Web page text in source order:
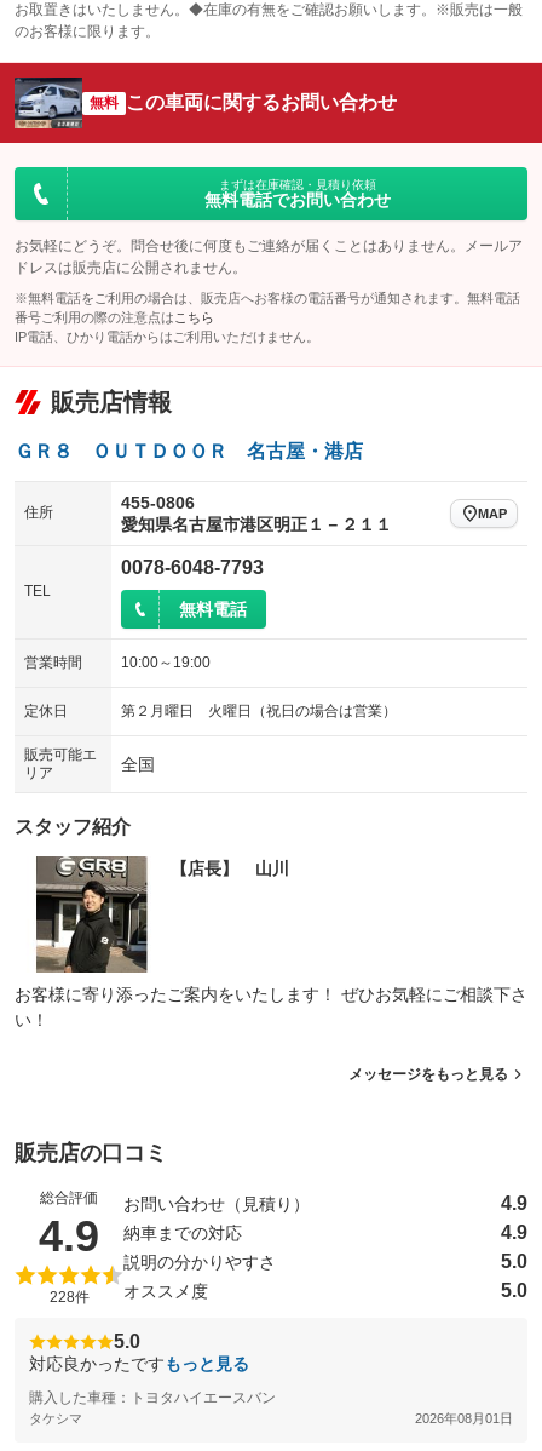
サンルーフ
：装備なし ABS
エアコン
：装備あり Wエアコン
：装備あり
リフトアップ
：装備なし パワーステアリング
：装備あり
ダウンヒルアシストコントロール
パワーウィンドウ
：装備あり 盗難防止システム
：装備あり
：装備なし
USB入力端子
：装備なし
100V電源
：装備なし
：装備なし
給水タンク
：装備なし
温水設備
：装備なし テレビ
：装備なし
クラッチレス
：装備なし ヒッチメンバー
：装備なし
坂道発進補助装置
：装備なし
展示・試乗車
電動格納ミラー
：装備あり
TV：フルセグ
：装備あり
オーディオ
ビジュアル
：装備なし
革シート
：装備なし ハーフレザーシート
：装備あり
：装備あり ：装備あり
HID(キセノンライト)
バックカメラ
：装備あり
：装備あり ：装備あり
ローダウン
：装備なし
パワーシート
：装備なし 3列シート
：装備なし
チップアップシート オットマン
電動格納サードシート
ウォークスルー
：装備なし
電動リアゲート
：装備なし
シートエアコン
：装備なし 全周囲カメラ
：装備なし
：装備なし
FFヒーター
：装備なし
冷蔵庫 ３ＷＡＹ式
：装備なし
プルダウンベッド（昇降式ベッ
ド）
：装備なし
バンクベッド
：装備なし
座席兼用 常設ベッド
：装備なし
：装備なし
ポップアップルーフ
：装備なし
装備略号／用語解説
お取置きはいたしません。◆在庫の有無をご確認お願いします。※販売は一般
のお客様に限ります。
無料 この車両に関するお問い合わせ
まずは在庫確認・見積り依頼
無料電話でお問い合わせ
お気軽にどうぞ。問合せ後に何度もご連絡が届くことはありません。メールア
ドレスは販売店に公開されません。
※無料電話をご利用の場合は、販売店へお客様の電話番号が通知されます。無料電話
番号ご利用の際の注意点は こちら
IP電話、ひかり電話からはご利用いただけません。
販売店情報
ＧＲ８ ＯＵＴＤＯＯＲ 名古屋・港店
住所
455-0806
愛知県名古屋市港区明正１－２１１
MAP
TEL
0078-6048-7793
無料電話
営業時間 10:00～19:00
定休日 第２月曜日 火曜日（祝日の場合は営業）
販売可能エ
リア
全国
スタッフ紹介
【店長】 山川
お客様に寄り添ったご案内をいたします！ ぜひお気軽にご相談下さ
い！
メッセージをもっと見る
販売店の口コミ
総合評価
4.9 （5点満点中）
228件
お問い合わせ（見積り） 4.9
納車までの対応 4.9
説明の分かりやすさ 5.0
オススメ度 5.0
5.0
対応良かったですもっと見る
購入した車種：トヨタハイエースバン
タケシマ 2026年08月01日